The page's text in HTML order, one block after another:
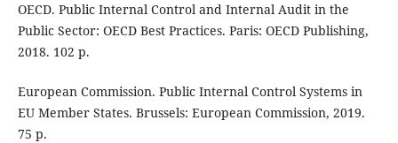
OECD. Public Internal Control and Internal Audit in the
Public Sector: OECD Best Practices. Paris: OECD Publishing,
2018. 102 p.
European Commission. Public Internal Control Systems in
EU Member States. Brussels: European Commission, 2019.
75 p.